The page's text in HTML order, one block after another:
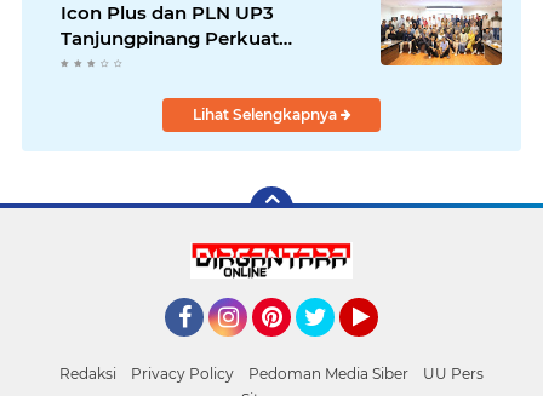
Icon Plus dan PLN UP3
Tanjungpinang Perkuat
Kolaborasi Strategis
Lihat Selengkapnya
Redaksi Privacy Policy Pedoman Media Siber
UU Pers